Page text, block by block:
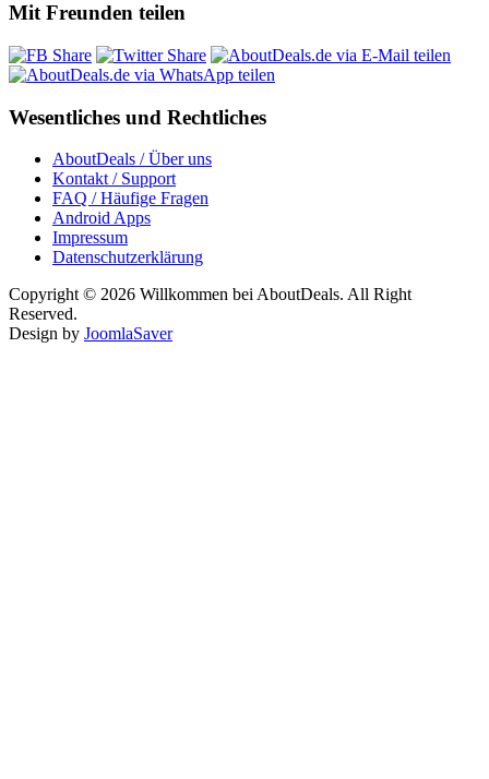
Mit Freunden teilen
Wesentliches und Rechtliches
AboutDeals / Über uns
Kontakt / Support
FAQ / Häufige Fragen
Android Apps
Impressum
Datenschutzerklärung
Copyright © 2026 Willkommen bei AboutDeals. All Right
Reserved.
Design by JoomlaSaver